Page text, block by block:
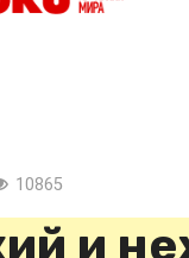
10865
и